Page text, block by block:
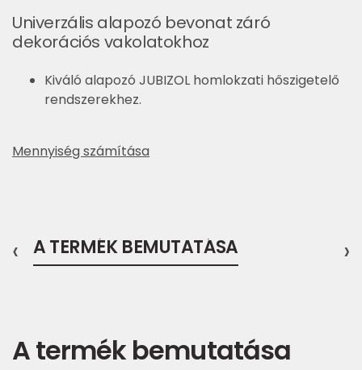
Univerzális alapozó bevonat záró
dekorációs vakolatokhoz
Kiváló alapozó JUBIZOL homlokzati hőszigetelő
rendszerekhez.
Mennyiség számítása
A TERMÉK BEMUTATÁSA
‹ ›
A termék bemutatása